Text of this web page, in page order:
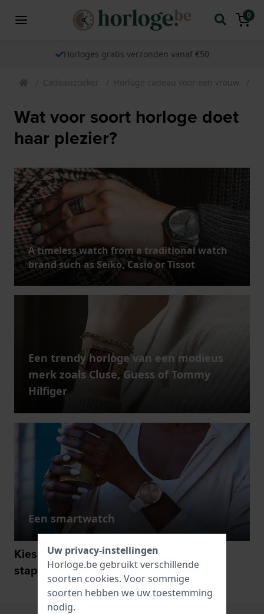
0
Horloges gratis verzonden vanaf €50
Cadeauzoeker Horloge cadeau voor een vrouw
Wat voor soort horloge doet
haar plezier?
A timeless watch from a traditional watch
brand such as Seiko, Casio or Tissot
Een trendy horloge van een modieus
merk zoals Cluse, Guess of Tommy
Hilfiger
Een smartwatch
Kies haar favoriete kleur in de volgende
stap
Uw privacy-instellingen
Horloge.be gebruikt verschillende
soorten cookies. Voor sommige
soorten hebben we uw toestemming
nodig.